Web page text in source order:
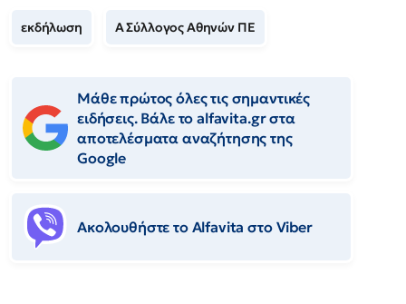
εκδήλωση Α Σύλλογος Αθηνών ΠΕ
Μάθε πρώτος όλες τις σημαντικές
ειδήσεις. Βάλε το alfavita.gr στα
αποτελέσματα αναζήτησης της
Google
Ακολουθήστε το Αlfavita στο Viber